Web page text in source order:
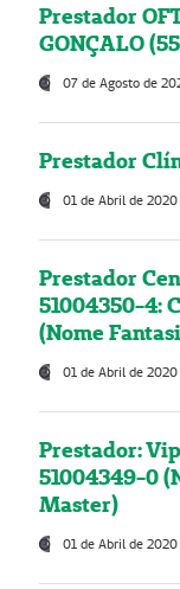
Prestador
GONÇALO
07 de Agosto de
Prestador
01 de Abril de 2020
Prestador
51004350-4:
(Nome
01 de Abril de 2020
Prestador:
51004349-0
Master)
01 de Abril de 2020